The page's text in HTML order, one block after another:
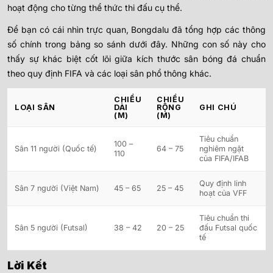
hoạt động cho từng thể thức thi đấu cụ thể.
Để bạn có cái nhìn trực quan, Bongdalu đã tổng hợp các thông
số chính trong bảng so sánh dưới đây. Những con số này cho
thấy sự khác biệt cốt lõi giữa kích thước sân bóng đá chuẩn
theo quy định FIFA và các loại sân phổ thông khác.
LOẠI SÂN
CHIỀU
DÀI
(M)
CHIỀU
RỘNG
(M)
GHI CHÚ
Sân 11 người (Quốc tế)
100 –
110
64 – 75
Tiêu chuẩn
nghiêm ngặt
của FIFA/IFAB
Sân 7 người (Việt Nam) 45 – 65 25 – 45
Quy định linh
hoạt của VFF
Sân 5 người (Futsal) 38 – 42 20 – 25
Tiêu chuẩn thi
đấu Futsal quốc
tế
Lời Kết